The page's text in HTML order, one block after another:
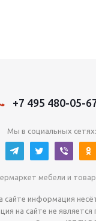
+7 495 480-05-
Мы в социальных сетях:
мебели и
сайте информация
на сайте не является